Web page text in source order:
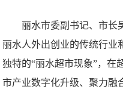
丽水市委副书记、市长
丽水人外出创业的传统行业
独特的“丽水超市现象”，在
市产业数字化升级、聚力融